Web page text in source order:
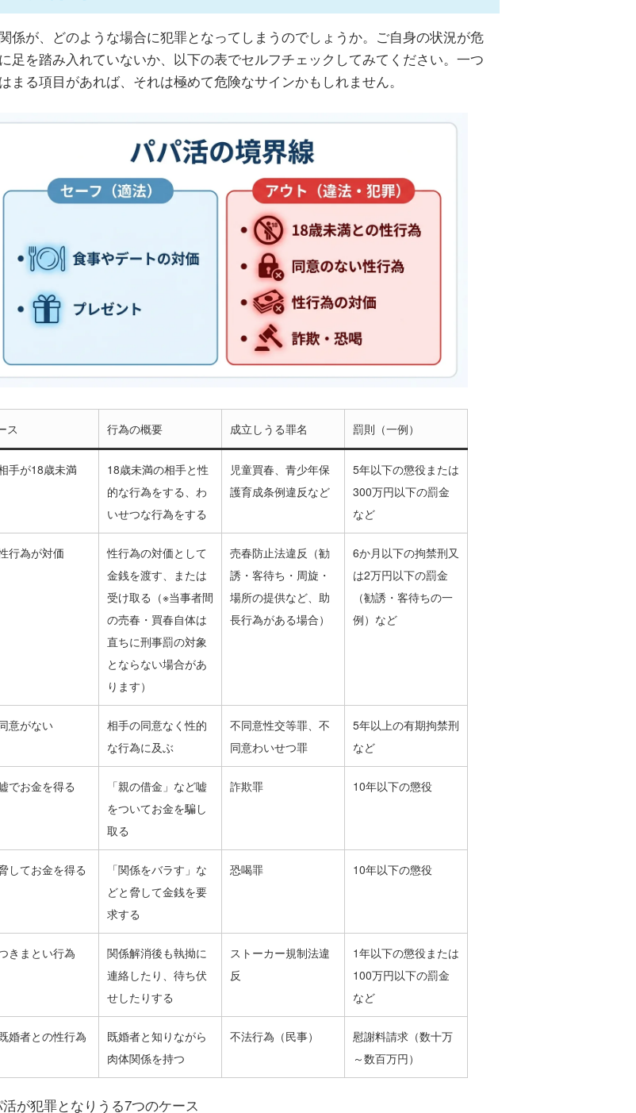
係が、どのような場合に犯罪となってしまうのでしょうか。ご自身の状況が危
足を踏み入れていないか、以下の表でセルフチェックしてみてください。一つ
まる項目があれば、それは極めて危険なサインかもしれません。
ス 行為の概要 成立しうる罪名 罰則（一例）
手が18歳未満
18歳未満の相手と性
的な行為をする、わ
いせつな行為をする
児童買春、青少年保
護育成条例違反など
5年以下の懲役または
300万円以下の罰金
など
行為が対価
性行為の対価として
金銭を渡す、または
受け取る（※当事者間
の売春・買春自体は
直ちに刑事罰の対象
とならない場合があ
ります）
売春防止法違反（勧
誘・客待ち・周旋・
場所の提供など、助
長行為がある場合）
6か月以下の拘禁刑又
は2万円以下の罰金
（勧誘・客待ちの一
例）など
意がない
相手の同意なく性的
な行為に及ぶ
不同意性交等罪、不
同意わいせつ罪
5年以上の有期拘禁刑
など
でお金を得る
「親の借金」など嘘
をついてお金を騙し
取る
詐欺罪 10年以下の懲役
してお金を得る
「関係をバラす」な
どと脅して金銭を要
求する
恐喝罪 10年以下の懲役
きまとい行為
関係解消後も執拗に
連絡したり、待ち伏
せしたりする
ストーカー規制法違
反
1年以下の懲役または
100万円以下の罰金
など
婚者との性行為
既婚者と知りながら
肉体関係を持つ
不法行為（民事）
慰謝料請求（数十万
～数百万円）
が犯罪となりうる7つのケース